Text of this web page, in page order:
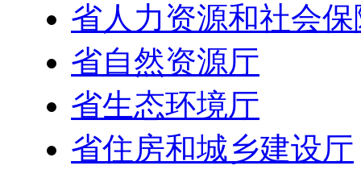
省人力资源和社会
省自然资源厅
省生态环境厅
省住房和城乡建设厅